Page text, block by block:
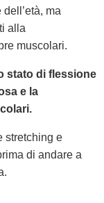
ma
alla
muscolari.
stato di flessione
e la
stretching e
di andare a